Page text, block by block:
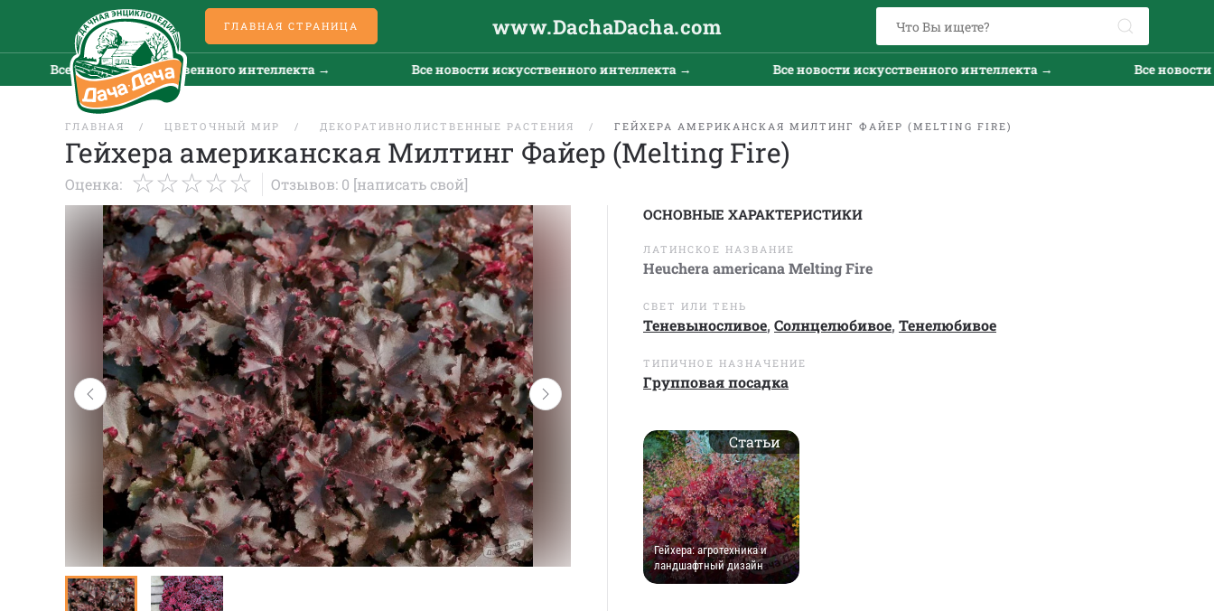
ГЛАВНАЯ СТРАНИЦА www.DachaDacha.com
Все новости искусственного интеллекта → Все новости искусственного интеллекта → Все новости искусственного интеллекта → Все новости
ГЛАВНАЯ ЦВЕТОЧНЫЙ МИР ДЕКОРАТИВНОЛИСТВЕННЫЕ РАСТЕНИЯ ГЕЙХЕРА АМЕРИКАНСКАЯ МИЛТИНГ ФАЙЕР (MELTING FIRE)
Гейхера американская Милтинг Файер (Melting Fire)
Оценка: Отзывов: 0 [написать свой]
ОСНОВНЫЕ ХАРАКТЕРИСТИКИ
ЛАТИНСКОЕ НАЗВАНИЕ
Heuchera americana Melting Fire
СВЕТ ИЛИ ТЕНЬ
Теневыносливое, Солнцелюбивое, Тенелюбивое
ТИПИЧНОЕ НАЗНАЧЕНИЕ
Групповая посадка
Гейхера: агротехника и
ландшафтный дизайн
Статьи